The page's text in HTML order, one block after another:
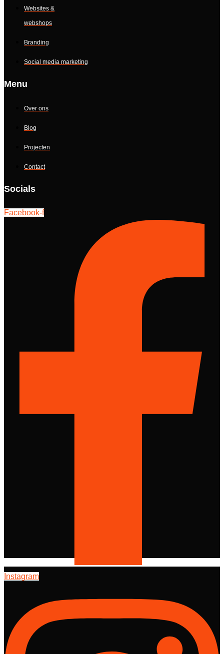
Websites &
webshops
Branding
Social media marketing
Menu
Over ons
Blog
Projecten
Contact
Socials
Facebook-f
Instagram